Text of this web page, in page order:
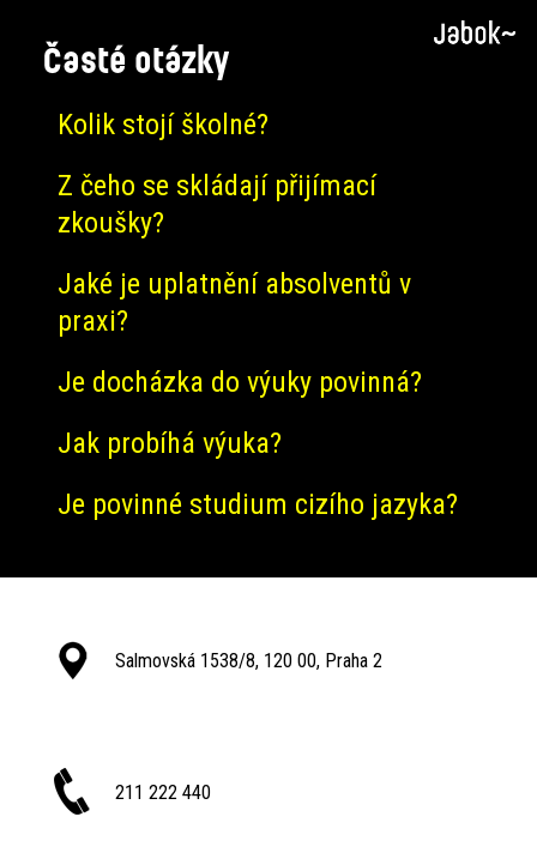
Časté otázky
Kolik stojí školné?
Z čeho se skládají přijímací
zkoušky?
Jaké je uplatnění absolventů v
praxi?
Je docházka do výuky povinná?
Jak probíhá výuka?
Je povinné studium cizího jazyka?
Salmovská 1538/8, 120 00, Praha 2
211 222 440